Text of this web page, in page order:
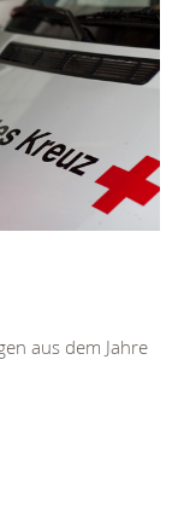
aus dem Jahre